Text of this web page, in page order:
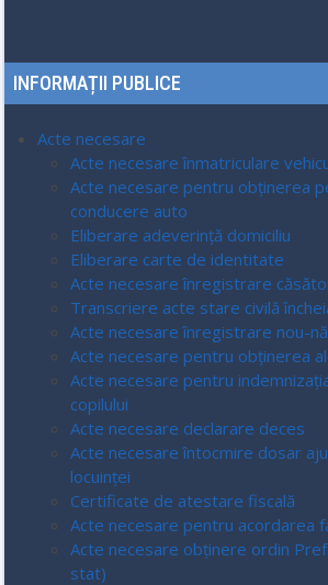
INFORMAȚII PUBLICE
Acte necesare
Acte necesare înmatriculare
Acte necesare pentru obținerea
conducere auto
Eliberare adeverință domiciliu
Eliberare carte de identitate
Acte necesare înregistrare
Transcriere acte stare civilă
Acte necesare înregistrare nou-
Acte necesare pentru obținerea
Acte necesare pentru
copilului
Acte necesare declarare deces
Acte necesare întocmire dosar
locuinței
Certificate de atestare fiscală
Acte necesare pentru acordarea
Acte necesare obținere ordin
stat)